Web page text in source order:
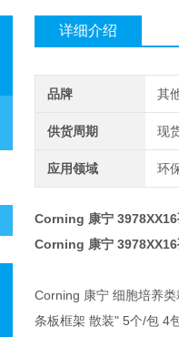
详细介绍
品牌 其
供货周期 现
应用领域 环
Corning 康宁
Corning 康宁
Corning 康宁 细胞培养
条板框架 散装" 5个/包 4